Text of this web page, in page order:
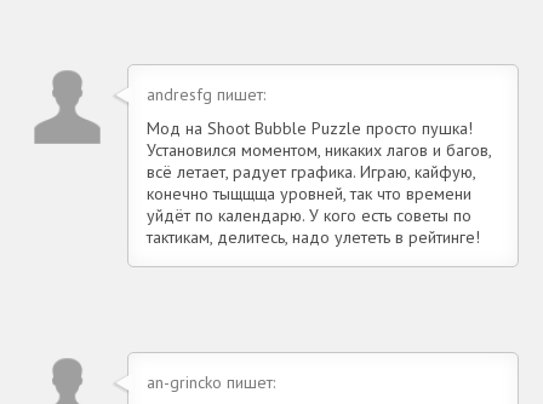
andresfg пишет:
Мод на Shoot Bubble Puzzle просто пушка!
Установился моментом, никаких лагов и багов,
всё летает, радует графика. Играю, кайфую,
конечно тыщщща уровней, так что времени
уйдёт по календарю. У кого есть советы по
тактикам, делитесь, надо улететь в рейтинге!
an-grincko пишет: